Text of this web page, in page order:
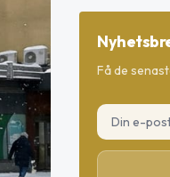
Få de